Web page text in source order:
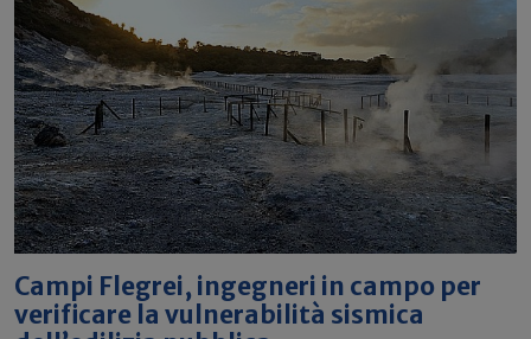
Campi Flegrei, ingegneri in campo per
verificare la vulnerabilità sismica